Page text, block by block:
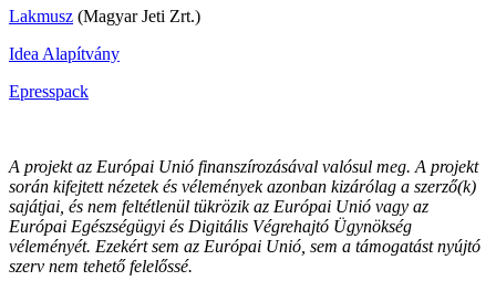
Lakmusz (Magyar Jeti Zrt.)
Idea Alapítvány
Epresspack
A projekt az Európai Unió finanszírozásával valósul meg. A projekt
során kifejtett nézetek és vélemények azonban kizárólag a szerző(k)
sajátjai, és nem feltétlenül tükrözik az Európai Unió vagy az
Európai Egészségügyi és Digitális Végrehajtó Ügynökség
véleményét. Ezekért sem az Európai Unió, sem a támogatást nyújtó
szerv nem tehető felelőssé.